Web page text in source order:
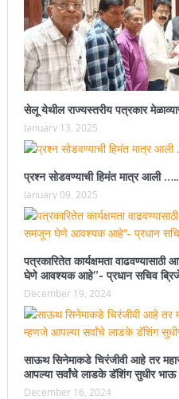
सेलू येथील राज्यस्तरीय पत्रकार
January 13, 2025
प्रश्न सोडवण्याची हिमंत मात्र आली …..
January 09, 2025
पत्रकारितेत कार्यक्षमता
घेणे आवश्यक आहे”- प्रधान सचिव
December 19, 2024
साऊथ सिनेमाकडे चिरंजीवी आहे तर
आपल्या सर्वांचे लाडके डॅशिंग सुधीर भाऊ
December 16, 2024